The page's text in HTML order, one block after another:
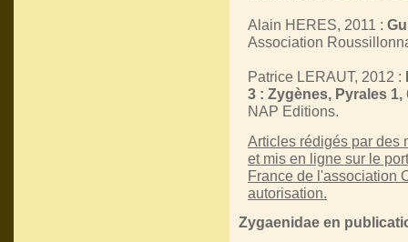
Alain HERES, 2011 :
Association
Patrice LERAUT, 2012 :
3 : Zygènes, Pyrales 1,
NAP Editions.
Articles rédigés par des
et mis en ligne sur le
France de l'association
autorisation.
Zygaenidae en